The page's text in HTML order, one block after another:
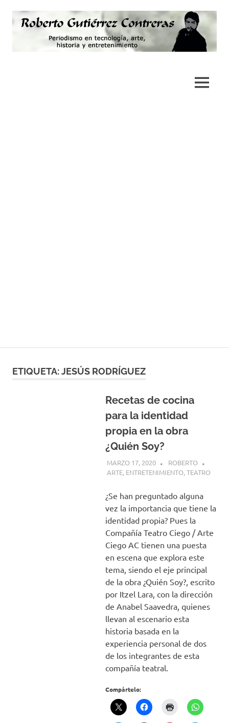
contenido
MENÚ
ETIQUETA:JESÚS RODRÍGUEZ
Recetas de cocina
para la identidad
propia en la obra
¿Quién Soy?
MARZO 17, 2020
ROBERTO
ARTE, ENTRETENIMIENTO,TEATRO
¿Se han preguntado alguna
vez la importancia que tiene la
identidad propia? Pues la
Compañía Teatro Ciego / Arte
Ciego AC tienen una puesta
en escena que explora este
tema, siendo el eje principal
de la obra ¿Quién Soy?, escrito
por Itzel Lara, con la dirección
de Anabel Saavedra, quienes
llevan al escenario esta
historia basada en la
experiencia personal de dos
de los integrantes de esta
compañía teatral.
Compártelo: